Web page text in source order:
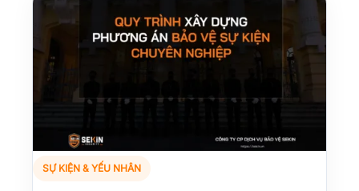
SỰ KIỆN & YẾU NHÂN